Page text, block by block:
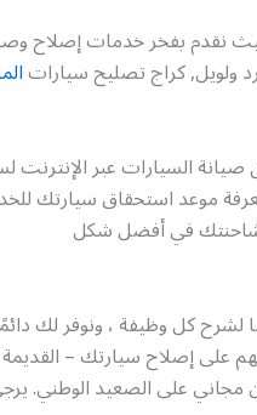
نقدم بفخر خدمات إصلاح
ولويل, كراج تصليح سيارات
السيارات عبر الإنترنت
موعد استحقاق سيارتك
شاحنتك في أفضل شكل
لشرح كل وظيفة ، ونوفر لك
على إصلاح سيارتك –
مجاني على الصعيد الوطني.